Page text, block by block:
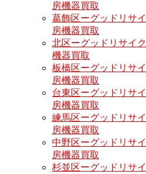
房機器買取
葛飾区ーグッドリサ
房機器買取
北区ーグッドリサイ
機器買取
板橋区ーグッドリサ
房機器買取
台東区ーグッドリサ
房機器買取
練馬区ーグッドリサ
房機器買取
中野区ーグッドリサ
房機器買取
杉並区ーグッドリサ